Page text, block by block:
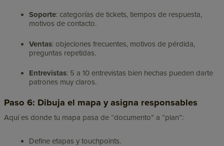
Soporte: categorías de tickets, tiempos de respuesta,
motivos de contacto.
Ventas: objeciones frecuentes, motivos de pérdida,
preguntas repetidas.
Entrevistas: 5 a 10 entrevistas bien hechas pueden darte
patrones muy claros.
Paso 6: Dibuja el mapa y asigna responsables
Aquí es donde tu mapa pasa de “documento” a “plan”:
Define etapas y touchpoints.